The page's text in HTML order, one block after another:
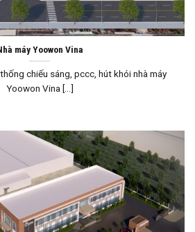
máy Yoowon Vina
chiếu sáng, pccc, hút khói nhà máy
Yoowon Vina [...]